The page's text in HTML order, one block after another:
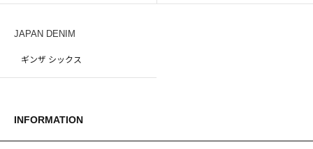
JAPAN DENIM
ギンザ シックス
INFORMATION